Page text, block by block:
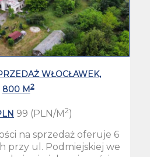
WŁOCŁAWEK,
800 M2
99 (PLN/M2)
na sprzedaż oferuje 6
przy ul. Podmiejskiej we